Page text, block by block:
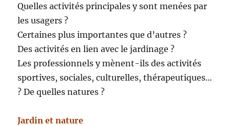
Quelles activités principales y sont menées par
les usagers ?
Certaines plus importantes que d’autres ?
Des activités en lien avec le jardinage ?
Les professionnels y mènent-ils des activités
sportives, sociales, culturelles, thérapeutiques…
? De quelles natures ?
Jardin et nature